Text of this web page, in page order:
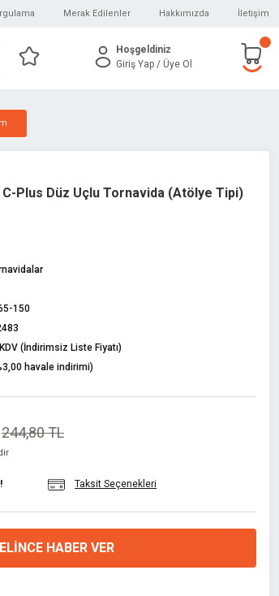
Merak Edilenler Hakkımızda İletişim
Hoşgeldiniz
Giriş Yap / Üye Ol
C-Plus Düz Uçlu Tornavida (Atölye Tipi)
150
(İndirimsiz Liste Fiyatı)
havale indirimi)
244,80 TL
Taksit Seçenekleri
HABER VER